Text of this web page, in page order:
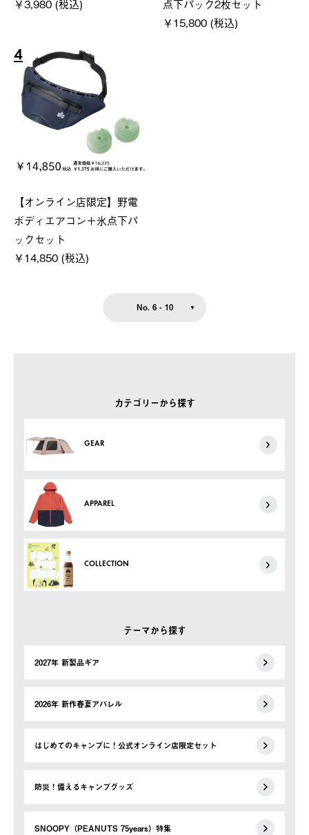
カテゴリーから探す
GEAR
APPAREL
COLLECTION
テーマから探す
2027年 新製品ギア
2026年 新作春夏アパレル
はじめてのキャンプに！公式オンライン店限定セット
防災！備えるキャンプグッズ
SNOOPY（PEANUTS 75years）特集
￥3,980 (税込)
点下パック2枚セット
￥15,800 (税込)
4
【オンライン店限定】野電
ボディエアコン＋氷点下パ
ックセット
￥14,850 (税込)
No. 6 - 10